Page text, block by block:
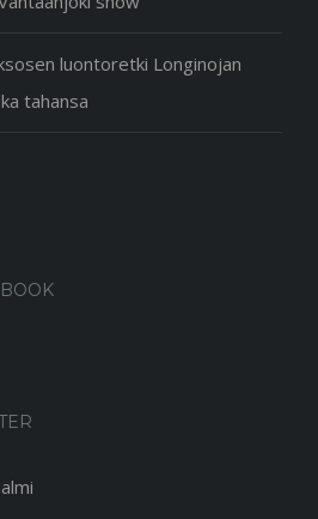
luontoretki Longinojan
tahansa